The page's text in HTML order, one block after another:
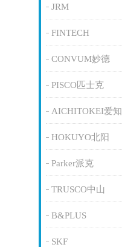
JRM
FINTECH
CONVUM妙德
PISCO匹士克
AICHITOKEI爱知
HOKUYO北阳
Parker派克
TRUSCO中山
B&PLUS
SKF